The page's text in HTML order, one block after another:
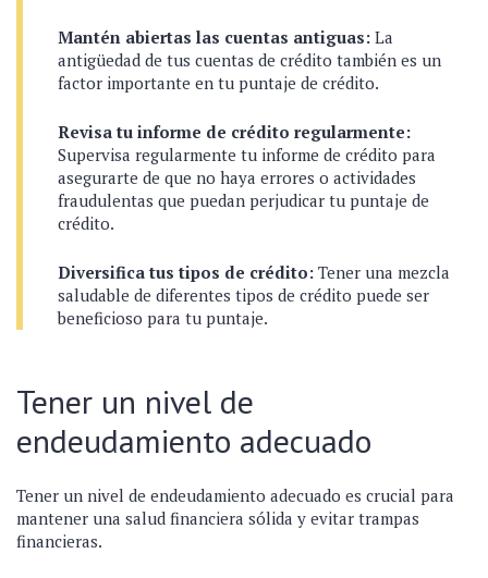
Mantén abiertas las cuentas antiguas: La
antigüedad de tus cuentas de crédito también es un
factor importante en tu puntaje de crédito.
Revisa tu informe de crédito regularmente:
Supervisa regularmente tu informe de crédito para
asegurarte de que no haya errores o actividades
fraudulentas que puedan perjudicar tu puntaje de
crédito.
Diversifica tus tipos de crédito: Tener una mezcla
saludable de diferentes tipos de crédito puede ser
beneficioso para tu puntaje.
Tener un nivel de
endeudamiento adecuado
Tener un nivel de endeudamiento adecuado es crucial para
mantener una salud financiera sólida y evitar trampas
financieras.